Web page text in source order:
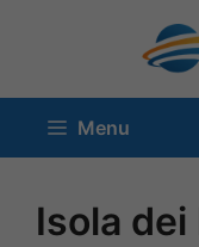
contenuto
Menu
Isola dei